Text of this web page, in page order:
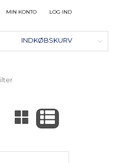
LOG IND
MIN KONTO
INDKØBSKURV